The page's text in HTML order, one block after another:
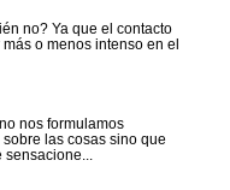
no? Ya que el contacto
o menos intenso en el
nos formulamos
las cosas sino que